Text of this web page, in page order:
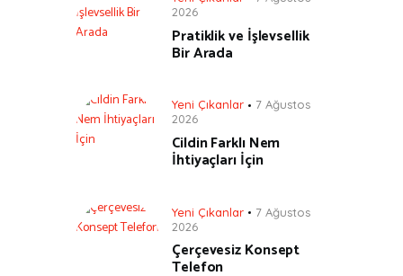
2026
Pratiklik ve İşlevsellik
Bir Arada
Yeni Çıkanlar
7 Ağustos
2026
Cildin Farklı Nem
İhtiyaçları İçin
Yeni Çıkanlar
7 Ağustos
2026
Çerçevesiz Konsept
Telefon